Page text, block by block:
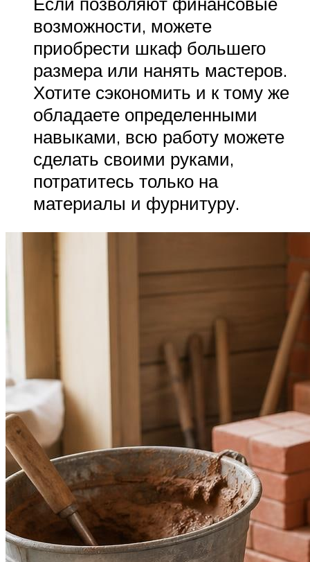
возможности, можете
приобрести шкаф большего
размера или нанять мастеров.
Хотите сэкономить и к тому же
обладаете определенными
навыками, всю работу можете
сделать своими руками,
потратитесь только на
материалы и фурнитуру.